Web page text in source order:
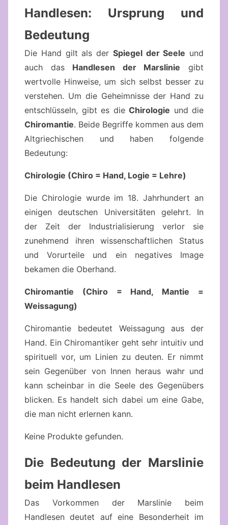
Handlesen: Ursprung und
Bedeutung
Die Hand gilt als der Spiegel der Seele und
auch das Handlesen der Marslinie gibt
wertvolle Hinweise, um sich selbst besser zu
verstehen. Um die Geheimnisse der Hand zu
entschlüsseln, gibt es die Chirologie und die
Chiromantie. Beide Begriffe kommen aus dem
Altgriechischen und haben folgende
Bedeutung:
Chirologie (Chiro = Hand, Logie = Lehre)
Die Chirologie wurde im 18. Jahrhundert an
einigen deutschen Universitäten gelehrt. In
der Zeit der Industrialisierung verlor sie
zunehmend ihren wissenschaftlichen Status
und Vorurteile und ein negatives Image
bekamen die Oberhand.
Chiromantie (Chiro = Hand, Mantie =
Weissagung)
Chiromantie bedeutet Weissagung aus der
Hand. Ein Chiromantiker geht sehr intuitiv und
spirituell vor, um Linien zu deuten. Er nimmt
sein Gegenüber von Innen heraus wahr und
kann scheinbar in die Seele des Gegenübers
blicken. Es handelt sich dabei um eine Gabe,
die man nicht erlernen kann.
Keine Produkte gefunden.
Die Bedeutung der Marslinie
beim Handlesen
Das Vorkommen der Marslinie beim
Handlesen deutet auf eine Besonderheit im